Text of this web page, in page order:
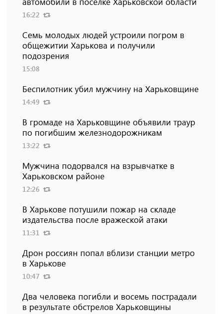
16:22
Семь молодых людей устроили погром в
общежитии Харькова и получили
подозрения
15:08
Беспилотник убил мужчину на Харьковщине
14:49
В громаде на Харьковщине объявили траур
по погибшим железнодорожникам
13:22
Мужчина подорвался на взрывчатке в
Харьковском районе
12:26
В Харькове потушили пожар на складе
издательства после вражеской атаки
11:31
Дрон россиян попал вблизи станции метро
в Харькове
10:47
Два человека погибли и восемь пострадали
в результате обстрелов Харьковщины